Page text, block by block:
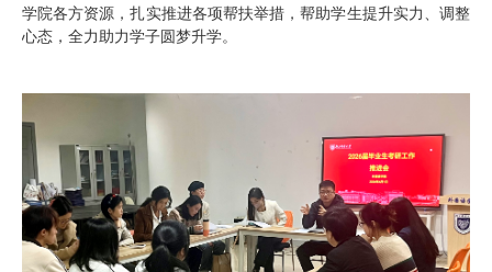
学院各方资源，扎实推进各项帮扶举措，帮助学生提升实力、调整
心态，全力助力学子圆梦升学。